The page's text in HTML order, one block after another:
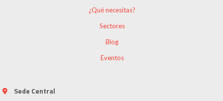
¿Qué necesitas?
Sectores
Blog
Eventos
Sede Central